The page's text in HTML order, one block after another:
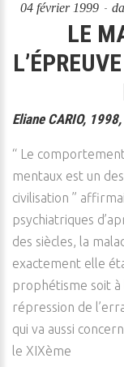
04 février 1999
LE
Eliane CARIO,
“ Le
mentaux est un
civilisation ”
psychiatriques
des siècles, la
exactement elle
prophétisme soit à
répression de
qui va aussi
le XIXème